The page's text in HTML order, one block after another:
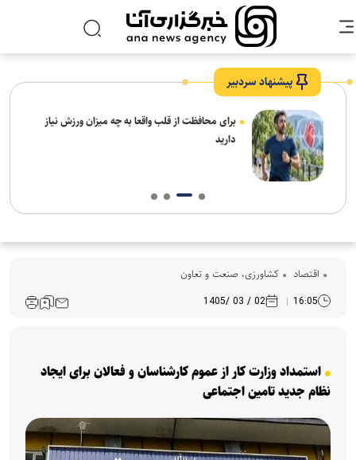
پیشنهاد سردبیر
برای محافظت از قلب واقعا به چه میزان ورزش نیاز
دارید
اقتصاد کشاورزی، صنعت و تعاون
16:05
02 / 03 /1405
استمداد وزارت کار از عموم کارشناسان و فعالان برای ایجاد
نظام جدید تامین اجتماعی